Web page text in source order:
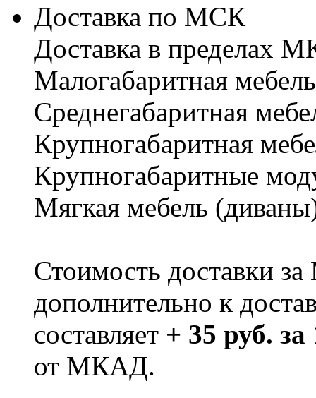
Доставка по МСК
Доставка в пределах
Малогабаритная
Cреднегабаритная
Крупногабаритная
Крупногабаритные
Мягкая мебель
Стоимость доставки
дополнительно к
составляет + 35 руб.
от МКАД.